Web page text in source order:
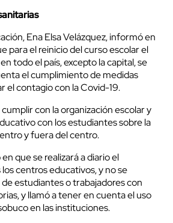
Ena Elsa Velázquez, informó en
para el reinicio del curso escolar el
todo el país, excepto la capital, se
el cumplimiento de medidas
el contagio con la Covid-19.
con la organización escolar y
con los estudiantes sobre la
y fuera del centro.
que se realizará a diario el
centros educativos, y no se
estudiantes o trabajadores con
y llamó a tener en cuenta el uso
en las instituciones.